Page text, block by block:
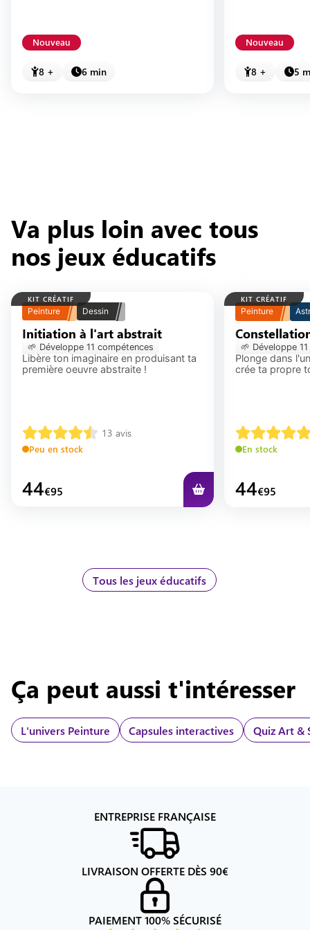
Nouveau
8 + 6 min
Nouveau
8 + 5
Va plus loin avec tous
nos jeux éducatifs
KIT CRÉATIF
Peinture Dessin
Initiation à l'art abstrait
🌱 Développe 11 compétences
Libère ton imaginaire en produisant ta
première oeuvre abstraite !
13 avis
Peu en stock
44€95
KIT CRÉATIF
Peinture
🌱 Développe 11
Plonge dans
crée ta propre
En stock
44€95
Tous les jeux éducatifs
Ça peut aussi t'intéresser
L'univers Peinture Capsules interactives Quiz Art &
ENTREPRISE FRANÇAISE
LIVRAISON OFFERTE DÈS 90€
PAIEMENT 100% SÉCURISÉ